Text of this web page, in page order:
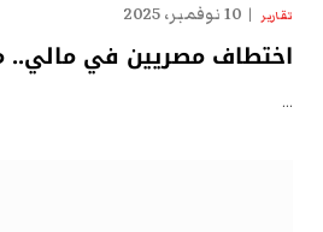
تقارير 10 نوفمبر، 2025
اختطاف مصريين في مالي..
…